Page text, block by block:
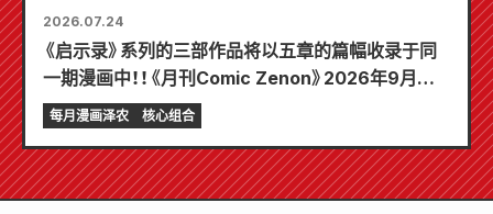
2026.07.24
《启示录》系列的三部作品将以五章的篇幅收录于同
一期漫画中！！《月刊Comic Zenon》2026年9月刊
将于7月24日发售！！
每月漫画泽农 核心组合